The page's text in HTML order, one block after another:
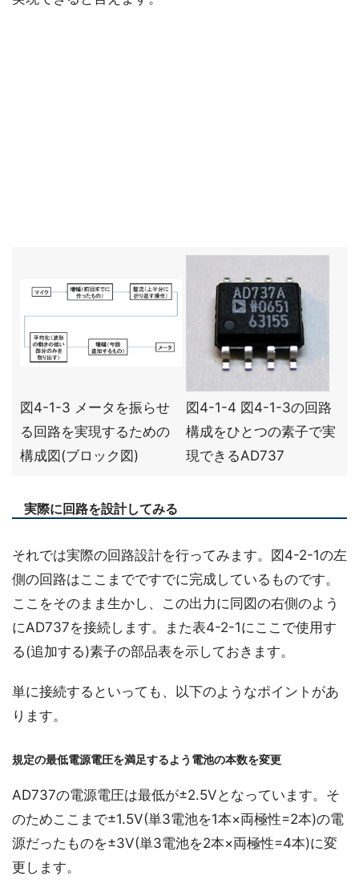
図4-1-3 メータを振らせ
る回路を実現するための
構成図(ブロック図)
図4-1-4 図4-1-3の回路
構成をひとつの素子で実
現できるAD737
実際に回路を設計してみる
それでは実際の回路設計を行ってみます。図4-2-1の左
側の回路はここまでですでに完成しているものです。
ここをそのまま生かし、この出力に同図の右側のよう
にAD737を接続します。また表4-2-1にここで使用す
る(追加する)素子の部品表を示しておきます。
単に接続するといっても、以下のようなポイントがあ
ります。
規定の最低電源電圧を満足するよう電池の本数を変更
AD737の電源電圧は最低が±2.5Vとなっています。そ
のためここまで±1.5V(単3電池を1本×両極性=2本)の電
源だったものを±3V(単3電池を2本×両極性=4本)に変
更します。